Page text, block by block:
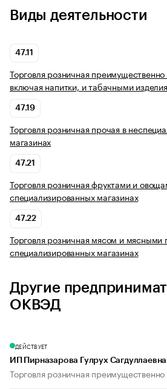
Виды деятельности
47.11
Торговля розничная
включая напитки, и табачными
47.19
Торговля розничная прочая в
магазинах
47.21
Торговля розничная фруктами и
специализированных магазинах
47.22
Торговля розничная мясом и мясными
специализированных магазинах
Другие
ОКВЭД
ДЕЙСТВУЕТ
ИП Пирназарова Гулрух Сагдуллаевна
Торговля розничная